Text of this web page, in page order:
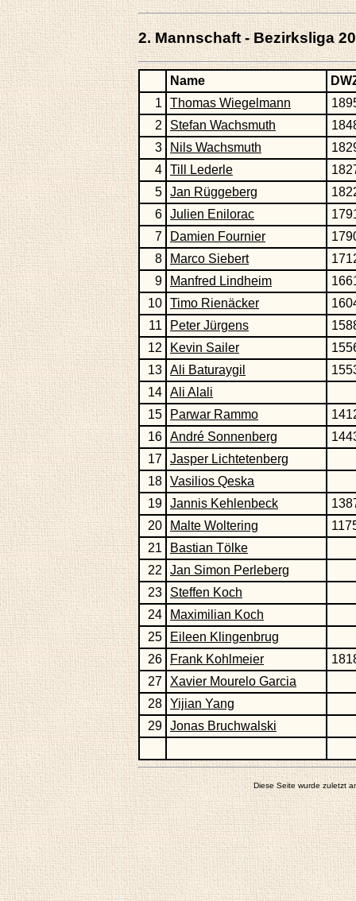
2. Mannschaft - Bezirksliga
Name
1 Thomas Wiegelmann
2
Stefan Wachsmuth
3
Nils Wachsmuth
4 Till Lederle
5 Jan Rüggeberg
6 Julien Enilorac
7
Damien Fournier
8
Marco Siebert
9
Manfred Lindheim
10 Timo Rienäcker
11
Peter Jürgens
12
Kevin Sailer
13 Ali Baturaygil
14 Ali Alali
15
Parwar Rammo
16 André Sonnenberg
17 Jasper Lichtetenberg
18 Vasilios Qeska
19 Jannis Kehlenbeck
20
Malte Woltering
21
Bastian Tölke
22 Jan Simon Perleberg
23
Steffen Koch
24
Maximilian Koch
25
Eileen Klingenbrug
26
Frank Kohlmeier
27 Xavier Mourelo Garcia
28 Yijian Yang
29 Jonas Bruchwalski
Diese Seite wurde zuletzt